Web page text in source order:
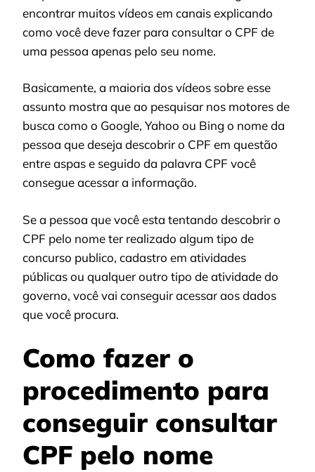
encontrar muitos vídeos em canais explicando
como você deve fazer para consultar o CPF de
uma pessoa apenas pelo seu nome.
Basicamente, a maioria dos vídeos sobre esse
assunto mostra que ao pesquisar nos motores de
busca como o Google, Yahoo ou Bing o nome da
pessoa que deseja descobrir o CPF em questão
entre aspas e seguido da palavra CPF você
consegue acessar a informação.
Se a pessoa que você esta tentando descobrir o
CPF pelo nome ter realizado algum tipo de
concurso publico, cadastro em atividades
públicas ou qualquer outro tipo de atividade do
governo, você vai conseguir acessar aos dados
que você procura.
Como fazer o
procedimento para
conseguir consultar
CPF pelo nome